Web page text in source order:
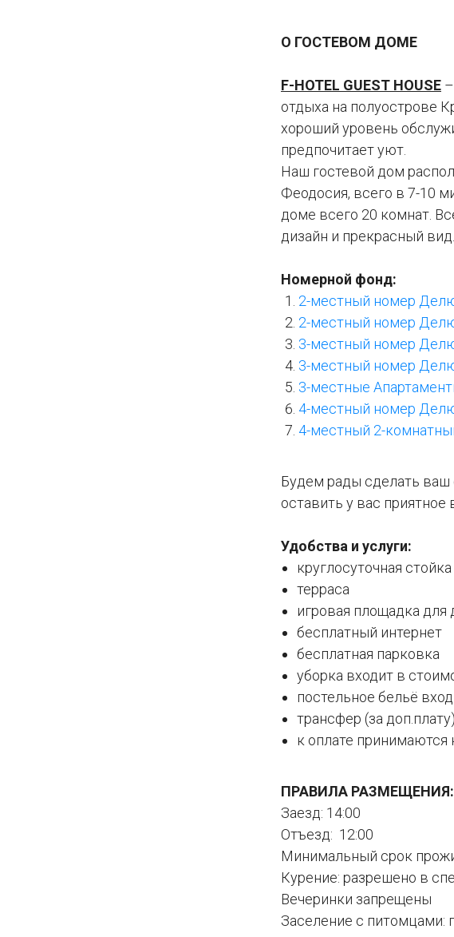
О ГОСТЕВОМ ДОМЕ
F-HOTEL GUEST HOUSE
отдыха на полуострове
хороший уровень
предпочитает уют.
Наш гостевой дом
Феодосия, всего в 7-10
доме всего 20 комнат.
дизайн и прекрасный вид.
Номерной фонд:
2-местный номер
2-местный номер
3-местный номер
3-местный номер
3-местные
4-местный номер
4-местный 2-
Будем рады сделать
оставить у вас
Удобства и услуги:
круглосуточная стойка
терраса
игровая площадка для
бесплатный интернет
бесплатная парковка
уборка входит в
постельное бельё
трансфер (за доп.плату)
к оплате принимаются
ПРАВИЛА РАЗМЕЩЕНИЯ:
Заезд: 14:00
Отъезд: 12:00
Минимальный срок
Курение: разрешено в
Вечеринки запрещены
Заселение с питомцами: